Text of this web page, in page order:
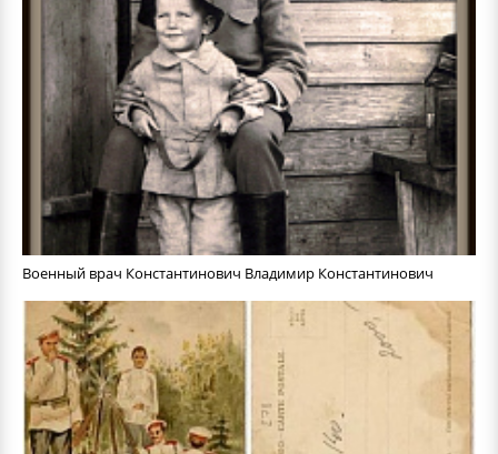
Военный врач Константинович Владимир Константинович